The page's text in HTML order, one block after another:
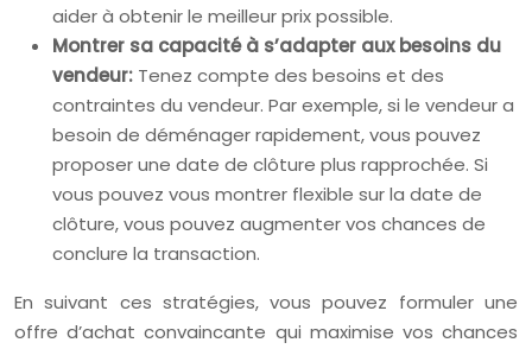
aider à obtenir le meilleur prix possible.
Montrer sa capacité à s’adapter aux besoins du
vendeur: Tenez compte des besoins et des
contraintes du vendeur. Par exemple, si le vendeur a
besoin de déménager rapidement, vous pouvez
proposer une date de clôture plus rapprochée. Si
vous pouvez vous montrer flexible sur la date de
clôture, vous pouvez augmenter vos chances de
conclure la transaction.
En suivant ces stratégies, vous pouvez formuler une
offre d’achat convaincante qui maximise vos chances